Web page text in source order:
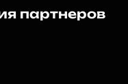
партнеров